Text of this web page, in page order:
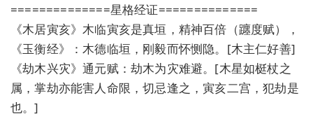
==============星格经证==============
《木居寅亥》木临寅亥是真垣，精神百倍（躔度赋），
《玉衡经》：木德临垣，刚毅而怀恻隐。[木主仁好善]
《劫木兴灾》通元赋：劫木为灾难避。[木星如梃杖之
属，掌劫亦能害人命限，切忌逢之，寅亥二宫，犯劫是
也。]